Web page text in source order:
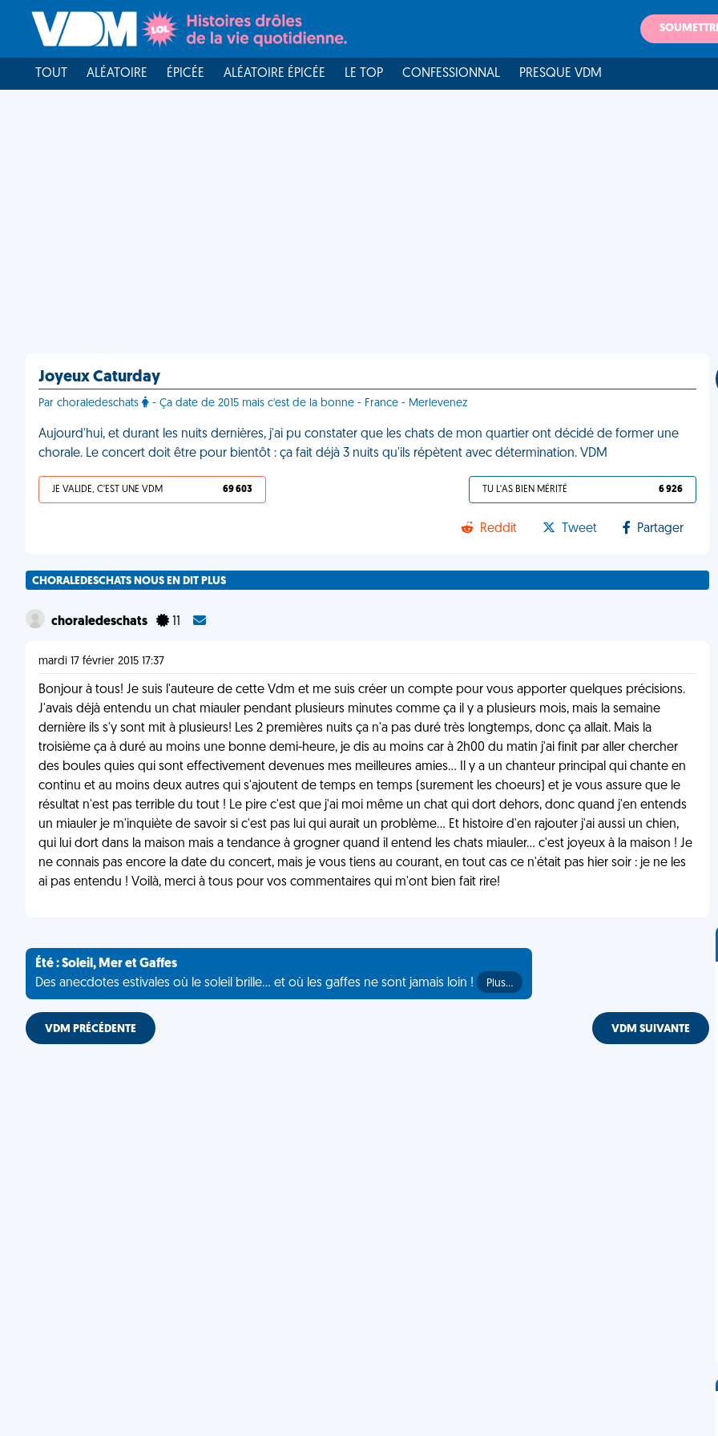
TOUT ALÉATOIRE ÉPICÉE ALÉATOIRE ÉPICÉE LE TOP CONFESSIONNAL PRESQUE VDM
Joyeux Caturday
Par choraledeschats - Ça date de 2015 mais c'est de la bonne - France - Merlevenez
Aujourd'hui, et durant les nuits dernières, j'ai pu constater que les chats de mon quartier ont décidé de former une
chorale. Le concert doit être pour bientôt : ça fait déjà 3 nuits qu'ils répètent avec détermination. VDM
JE VALIDE, C'EST UNE VDM 69 603 TU L'AS BIEN MÉRITÉ 6 926
Reddit Tweet Partager
CHORALEDESCHATS NOUS EN DIT PLUS
choraledeschats
mardi 17 février 2015 17:37
Bonjour à tous! Je suis l'auteure de cette Vdm et me suis créer un compte pour vous apporter quelques précisions.
J'avais déjà entendu un chat miauler pendant plusieurs minutes comme ça il y a plusieurs mois, mais la semaine
dernière ils s'y sont mit à plusieurs! Les 2 premières nuits ça n'a pas duré très longtemps, donc ça allait. Mais la
troisième ça à duré au moins une bonne demi-heure, je dis au moins car à 2h00 du matin j'ai finit par aller chercher
des boules quies qui sont effectivement devenues mes meilleures amies... Il y a un chanteur principal qui chante en
continu et au moins deux autres qui s'ajoutent de temps en temps (surement les choeurs) et je vous assure que le
résultat n'est pas terrible du tout ! Le pire c'est que j'ai moi même un chat qui dort dehors, donc quand j'en entends
un miauler je m'inquiète de savoir si c'est pas lui qui aurait un problème... Et histoire d'en rajouter j'ai aussi un chien,
qui lui dort dans la maison mais a tendance à grogner quand il entend les chats miauler... c'est joyeux à la maison ! Je
ne connais pas encore la date du concert, mais je vous tiens au courant, en tout cas ce n'était pas hier soir : je ne les
ai pas entendu ! Voilà, merci à tous pour vos commentaires qui m'ont bien fait rire!
Été : Soleil, Mer et Gaffes
Des anecdotes estivales où le soleil brille... et où les gaffes ne sont jamais loin !
Plus…
VDM PRÉCÉDENTE VDM SUIVANTE